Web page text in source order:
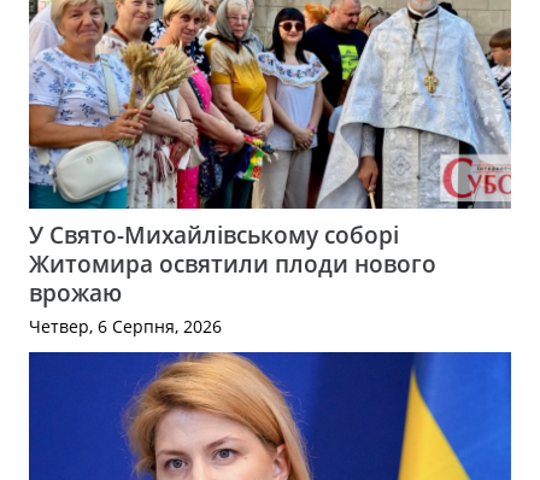
У Свято-Михайлівському соборі
Житомира освятили плоди нового
врожаю
Четвер, 6 Серпня, 2026